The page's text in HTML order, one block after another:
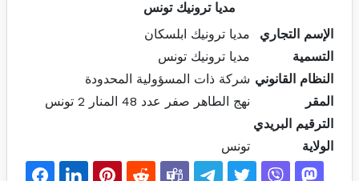
مديا ترونيك تونس
الإسم التجاري
مديا ترونيك ابلسكان
التسمية
مديا ترونيك تونس
النظام القانوني شركة ذات المسؤولية المحدودة
المقر
نهج الطاهر صفر عدد 48 المنار 2 تونس
الترقيم البريدي
الولاية
تونس